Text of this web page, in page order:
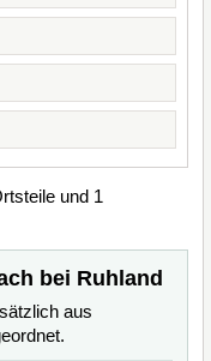
und 1
bei Ruhland
aus